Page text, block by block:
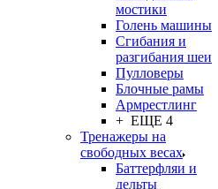
мостики
Голень машины
Сгибания и
разгибания шеи
Пулловеры
Блочные рамы
Армрестлинг
+ ЕЩЕ 4
Тренажеры на
свободных весах
Баттерфляи и
дельты